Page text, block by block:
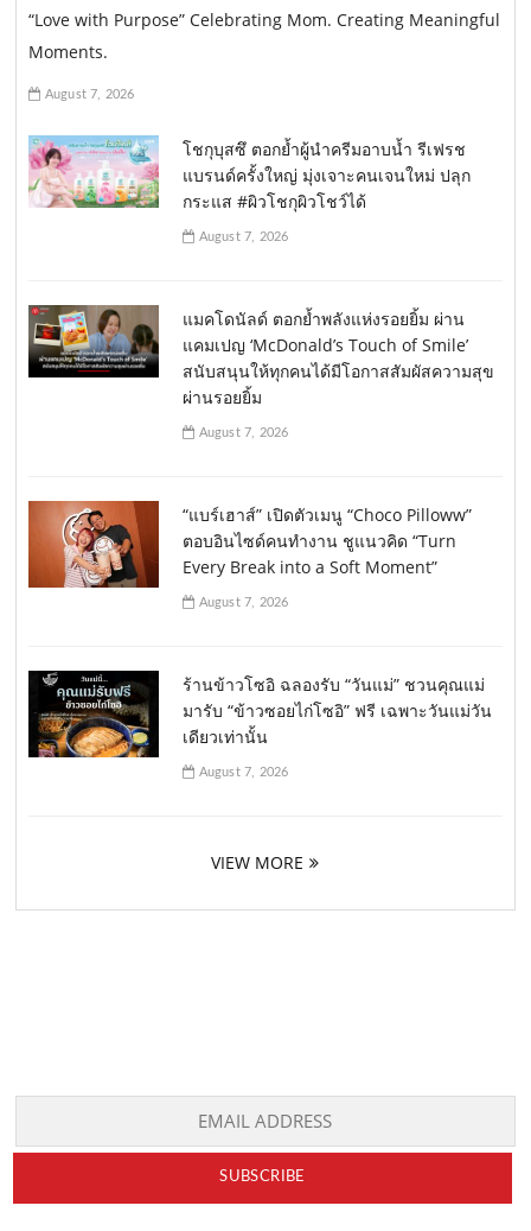
“Love with Purpose” Celebrating Mom. Creating Meaningful
Moments.
August 7, 2026
โชกุบุสซึ ตอกย้ำผู้นำครีมอาบน้ำ รีเฟรช
แบรนด์ครั้งใหญ่ มุ่งเจาะคนเจนใหม่ ปลุก
กระแส #ผิวโชกุผิวโชว์ได้
August 7, 2026
แมคโดนัลด์ ตอกย้ำพลังแห่งรอยยิ้ม ผ่าน
แคมเปญ ‘McDonald’s Touch of Smile’
สนับสนุนให้ทุกคนได้มีโอกาสสัมผัสความสุข
ผ่านรอยยิ้ม
August 7, 2026
“แบร์เฮาส์” เปิดตัวเมนู “Choco Pilloww”
ตอบอินไซด์คนทำงาน ชูแนวคิด “Turn
Every Break into a Soft Moment”
August 7, 2026
ร้านข้าวโซอิ ฉลองรับ “วันแม่” ชวนคุณแม่
มารับ “ข้าวซอยไก่โซอิ” ฟรี เฉพาะวันแม่วัน
เดียวเท่านั้น
August 7, 2026
VIEW MORE